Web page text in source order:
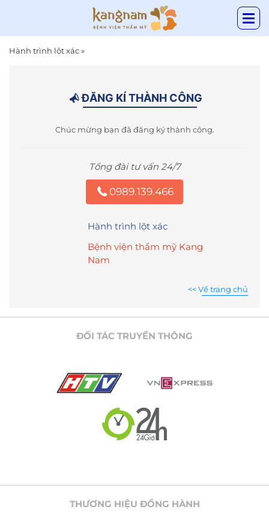
Hành trình lột xác»
ĐĂNG KÍ THÀNH CÔNG
Chúc mừng bạn đã đăng ký thành công.
Tổng đài tư vấn 24/7
0989.139.466
Hành trình lột xác
Bệnh viện thẩm mỹ Kang
Nam
<< Về trang chủ
ĐỐI TÁC TRUYỀN THÔNG
THƯƠNG HIỆU ĐỒNG HÀNH